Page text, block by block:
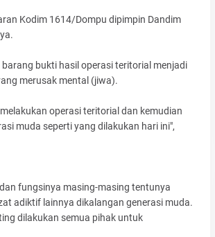
Kodim 1614/Dompu dipimpin Dandim
bukti hasil operasi teritorial menjadi
merusak mental (jiwa).
operasi teritorial dan kemudian
muda seperti yang dilakukan hari ini",
fungsinya masing-masing tentunya
adiktif lainnya dikalangan generasi muda.
dilakukan semua pihak untuk